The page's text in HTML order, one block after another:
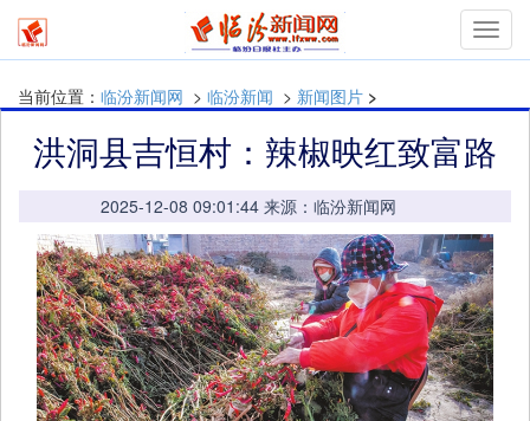
当前位置： 临汾新闻网 > 临汾新闻 > 新闻图片 >
洪洞县吉恒村：辣椒映红致富路
2025-12-08 09:01:44 来源：临汾新闻网